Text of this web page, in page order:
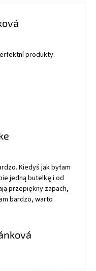
z 5 hviezdičiek.
produkty.
z 5 hviezdičiek.
z 5 hviezdičiek.
Kiedyś jak byłam
jedną butelkę i od
przepiękny zapach,
bardzo, warto
z 5 hviezdičiek.